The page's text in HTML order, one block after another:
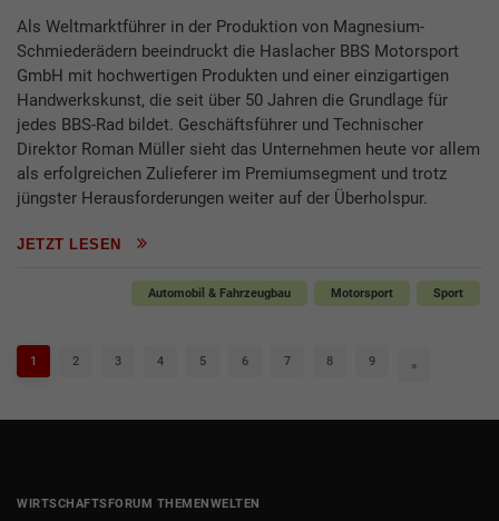
Als Weltmarktführer in der Produktion von Magnesium-
Schmiederädern beeindruckt die Haslacher BBS Motorsport
GmbH mit hochwertigen Produkten und einer einzigartigen
Handwerkskunst, die seit über 50 Jahren die Grundlage für
jedes BBS-Rad bildet. Geschäftsführer und Technischer
Direktor Roman Müller sieht das Unternehmen heute vor allem
als erfolgreichen Zulieferer im Premiumsegment und trotz
jüngster Herausforderungen weiter auf der Überholspur.
JETZT LESEN
Automobil & Fahrzeugbau Motorsport Sport
1 2 3 4 5 6 7 8 9 »
WIRTSCHAFTSFORUM THEMENWELTEN